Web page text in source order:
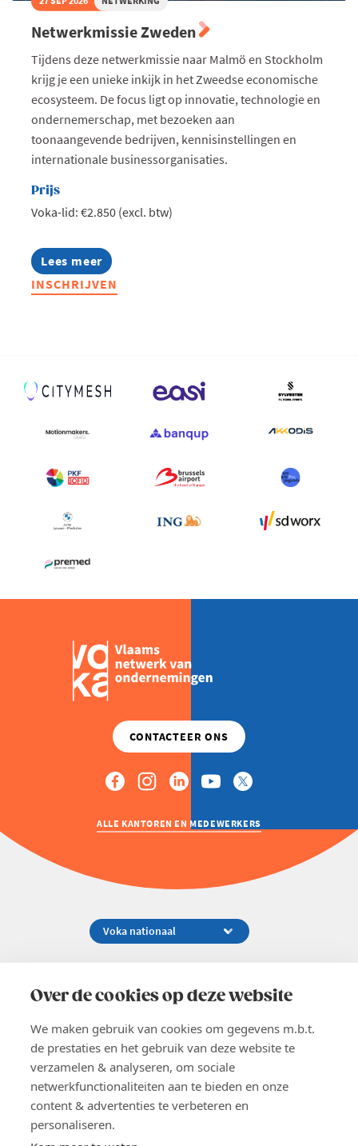
Over de cookies op deze website
We maken gebruik van cookies om gegevens m.b.t.
de prestaties en het gebruik van deze website te
verzamelen & analyseren, om sociale
netwerkfunctionaliteiten aan te bieden en onze
content & advertenties te verbeteren en
personaliseren.
Netwerkmissie Zweden
Tijdens deze netwerkmissie naar Malmö en Stockholm
krijg je een unieke inkijk in het Zweedse economische
ecosysteem. De focus ligt op innovatie, technologie en
ondernemerschap, met bezoeken aan
toonaangevende bedrijven, kennisinstellingen en
internationale businessorganisaties.
Prijs
Voka-lid: €2.850 (excl. btw)
Lees meer
about
Netwerkmissie
Zweden
INSCHRIJVEN
ALLE KANTOREN EN MEDEWERKERS
02 229 81 11
EN